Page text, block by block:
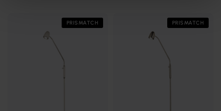
PRISMATCH PRISMATCH